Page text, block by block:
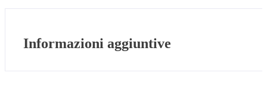
Informazioni aggiuntive